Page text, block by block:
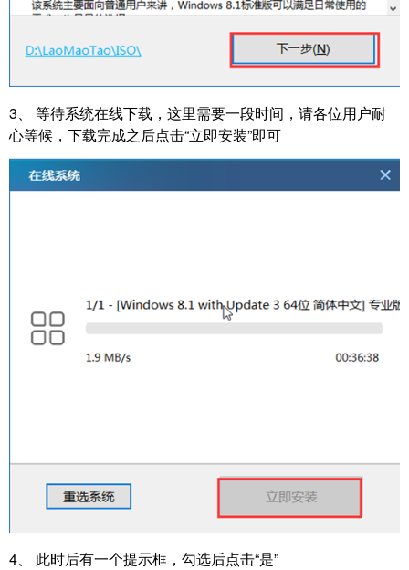
3、 等待系统在线下载，这里需要一段时间，请各位用户耐
心等候，下载完成之后点击“立即安装”即可
4、 此时后有一个提示框，勾选后点击“是”